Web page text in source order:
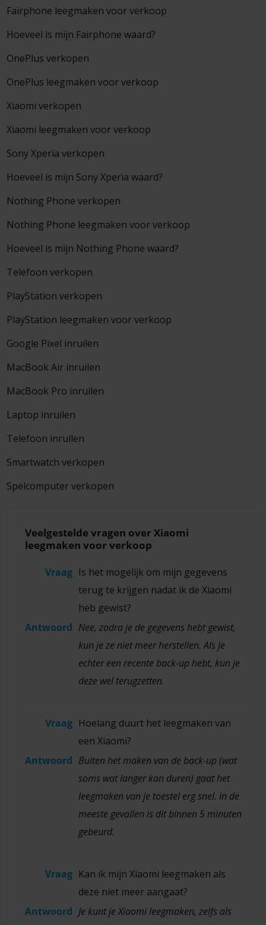
Fairphone leegmaken voor verkoop
Hoeveel is mijn Fairphone waard?
OnePlus verkopen
OnePlus leegmaken voor verkoop
Xiaomi verkopen
Xiaomi leegmaken voor verkoop
Sony Xperia verkopen
Hoeveel is mijn Sony Xperia waard?
Nothing Phone verkopen
Nothing Phone leegmaken voor verkoop
Hoeveel is mijn Nothing Phone waard?
Telefoon verkopen
PlayStation verkopen
PlayStation leegmaken voor verkoop
Google Pixel inruilen
MacBook Air inruilen
MacBook Pro inruilen
Laptop inruilen
Telefoon inruilen
Smartwatch verkopen
Spelcomputer verkopen
Veelgestelde vragen over Xiaomi
leegmaken voor verkoop
Vraag Is het mogelijk om mijn gegevens
terug te krijgen nadat ik de Xiaomi
heb gewist?
Antwoord Nee, zodra je de gegevens hebt gewist,
kun je ze niet meer herstellen. Als je
echter een recente back-up hebt, kun je
deze wel terugzetten.
Vraag Hoelang duurt het leegmaken van
een Xiaomi?
Antwoord Buiten het maken van de back-up (wat
soms wat langer kan duren) gaat het
leegmaken van je toestel erg snel. In de
meeste gevallen is dit binnen 5 minuten
gebeurd.
Vraag Kan ik mijn Xiaomi leegmaken als
deze niet meer aangaat?
Antwoord Je kunt je Xiaomi leegmaken, zelfs als